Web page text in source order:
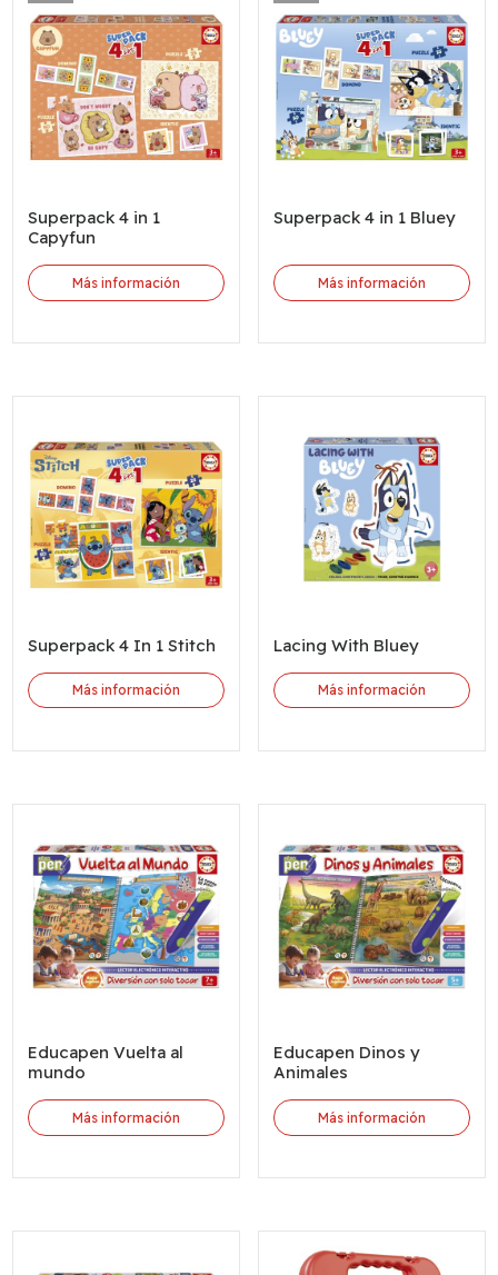
Superpack 4 in 1
Capyfun
Más información
Superpack 4 in 1 Bluey
Más información
Superpack 4 In 1 Stitch
Más información
Lacing With Bluey
Más información
Educapen Vuelta al
mundo
Más información
Educapen Dinos y
Animales
Más información